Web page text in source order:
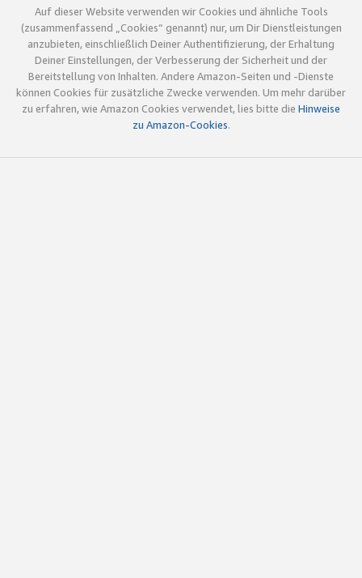
Auf dieser Website verwenden wir Cookies und ähnliche Tools
(zusammenfassend „Cookies“ genannt) nur, um Dir Dienstleistungen
anzubieten, einschließlich Deiner Authentifizierung, der Erhaltung
Deiner Einstellungen, der Verbesserung der Sicherheit und der
Bereitstellung von Inhalten. Andere Amazon-Seiten und -Dienste
können Cookies für zusätzliche Zwecke verwenden. Um mehr darüber
zu erfahren, wie Amazon Cookies verwendet, lies bitte die Hinweise
zu Amazon-Cookies.